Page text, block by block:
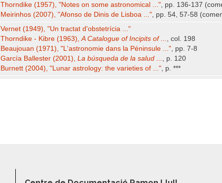
Thorndike (1957), "Notes on some astronomical ...", pp. 136-137
Meirinhos (2007), "Afonso de Dinis de Lisboa ...", pp. 54, 57-58
Vernet (1949), "Un tractat d'obstetrícia ..."
Thorndike - Kibre (1963),A Catalogue of Incipits of ... , col. 198
Beaujouan (1971), "L'astronomie dans la Péninsule ...", pp. 7-8
García Ballester (2001), La búsqueda de la salud ... , p. 120
Burnett (2004), "Lunar astrology: the varieties of ...", p. ***